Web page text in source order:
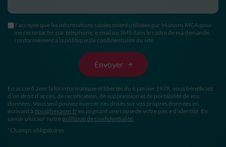
J’accepte que les informations saisies soient utilisées par Maisons MCA pour
me recontacter par téléphone, e-mail ou SMS dans le cadre de ma demande,
conformément à la politique de confidentialité du site.
En accord avec la loi informatique et libertés du 6 janvier 1978, vous bénéficiez
d’un droit d’accès, de rectification, de suppression et de portabilité de vos
données. Vous seul pouvez exercer ces droits sur vos propres données en
écrivant à dpo@hexaom.fr en joignant une copie de votre pièce d’identité. En
savoir plus sur notre politique de confidentialité.
*Champs obligatoires